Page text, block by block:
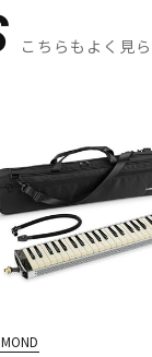
こちらもよく見